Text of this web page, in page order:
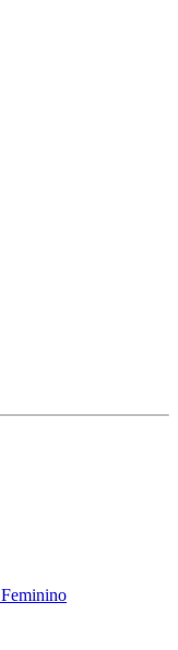
Feminino